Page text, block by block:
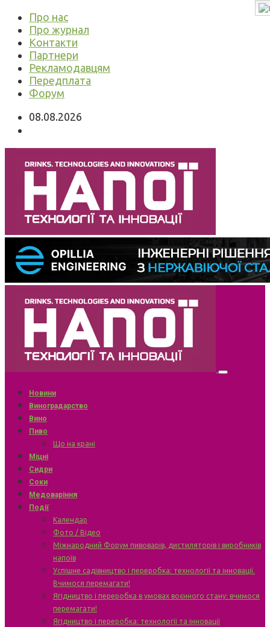
Про нас
Про журнал
Контакти
Партнери
Рекламодавцям
Передплата
Форум
08.08.2026
Новини
Виноградарство
Вино
Пиво
Що на крані
Міцні
Сидри
Соки
Медоваріння
Події
Календар
Фото / Відео
Міжнародний Форум пивоварів, дистиляторів і виробників
напоїв
Успішне садівництво і переробка: технології та інновації.
Вчимося перемагати!
Ягідництво і переробка в умовах воєнного стану: вчимося
перемагати!
Ягідництво і переробка: технології та інновації